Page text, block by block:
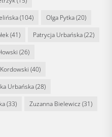
(104) Olga Pytka(20)
(41) Patrycja Urbańska(22)
(26)
(40)
Urbańska(28)
(33) Zuzanna Bielewicz (31)